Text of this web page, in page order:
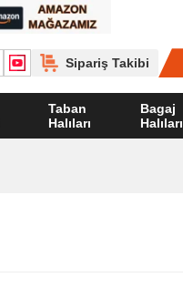
Sipariş Takibi
Taban
Halıları
Bagaj
Halıları